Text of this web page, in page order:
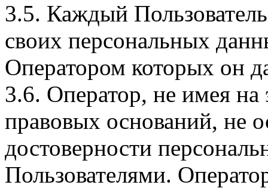
3.5. Каждый
своих персональных
Оператором которых он
3.6. Оператор, не имея
правовых оснований, не
достоверности
Пользователями.